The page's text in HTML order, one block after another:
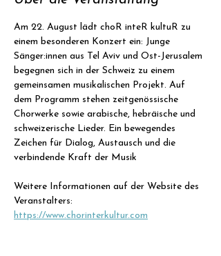
Am 22. August lädt choR inteR kultuR zu
einem besonderen Konzert ein: Junge
Sänger:innen aus Tel Aviv und Ost-Jerusalem
begegnen sich in der Schweiz zu einem
gemeinsamen musikalischen Projekt. Auf
dem Programm stehen zeitgenössische
Chorwerke sowie arabische, hebräische und
schweizerische Lieder. Ein bewegendes
Zeichen für Dialog, Austausch und die
verbindende Kraft der Musik
Weitere Informationen auf der Website des
Veranstalters:
https://www.chorinterkultur.com